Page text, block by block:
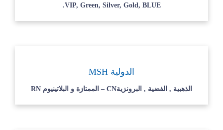
VIP, Green, Silver, Gold, BLUE.
الدولية MSH
الذهبية , الفضية , البرونزيةCN – الممتازة و البلاتينيوم RN